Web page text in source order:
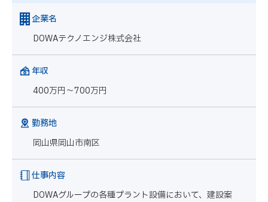
企業名
DOWAテクノエンジ株式会社
年収
400万円～700万円
勤務地
岡山県岡山市南区
仕事内容
DOWAグループの各種プラント設備において、建設案